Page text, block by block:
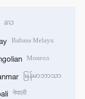
ລາວ
Bahasa Melayu
Монгол
မြန်မာဘာသာ
नेपाली